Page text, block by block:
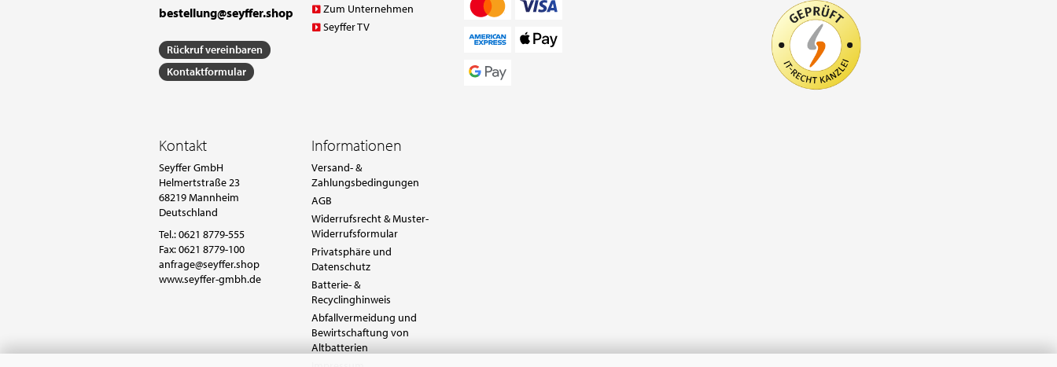
bestellung@seyffer.shop
Rückruf vereinbaren
Kontaktformular
Zum Unternehmen
Seyffer TV
Kontakt
Seyffer GmbH
Helmertstraße 23
68219 Mannheim
Deutschland
Tel.:0621 8779-555
Fax: 0621 8779-100
anfrage@seyffer.shop
www.seyffer-gmbh.de
Informationen
Versand- &
Zahlungsbedingungen
AGB
Widerrufsrecht & Muster-
Widerrufsformular
Privatsphäre und
Datenschutz
Batterie- &
Recyclinghinweis
Abfallvermeidung und
Bewirtschaftung von
Altbatterien